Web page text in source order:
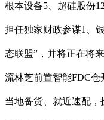
根本设备5、超硅股份
担任独家财政参谋1、
态联盟”，并将正在将
流林芝前置智能FDC
当地备货、就近速配，